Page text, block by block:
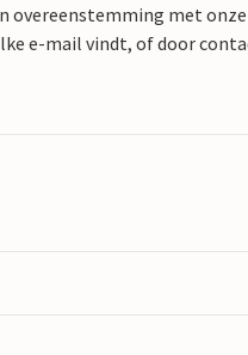
overeenstemming met onze
e-mail vindt, of door